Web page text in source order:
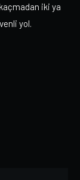
iki ya
yol.